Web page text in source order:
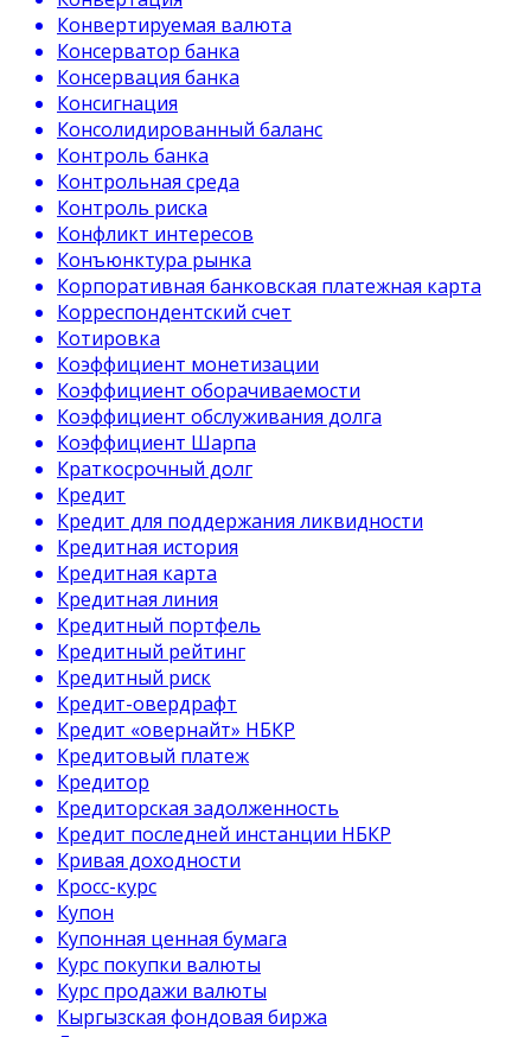
Конвертируемая валюта
Консерватор банка
Консервация банка
Консигнация
Консолидированный баланс
Контроль банка
Контрольная среда
Контроль риска
Конфликт интересов
Конъюнктура рынка
Корпоративная банковская платежная карта
Корреспондентский счет
Котировка
Коэффициент монетизации
Коэффициент оборачиваемости
Коэффициент обслуживания долга
Коэффициент Шарпа
Краткосрочный долг
Кредит
Кредит для поддержания ликвидности
Кредитная история
Кредитная карта
Кредитная линия
Кредитный портфель
Кредитный рейтинг
Кредитный риск
Кредит-овердрафт
Кредит «овернайт» НБКР
Кредитовый платеж
Кредитор
Кредиторская задолженность
Кредит последней инстанции НБКР
Кривая доходности
Кросс-курс
Купон
Купонная ценная бумага
Курс покупки валюты
Курс продажи валюты
Кыргызская фондовая биржа